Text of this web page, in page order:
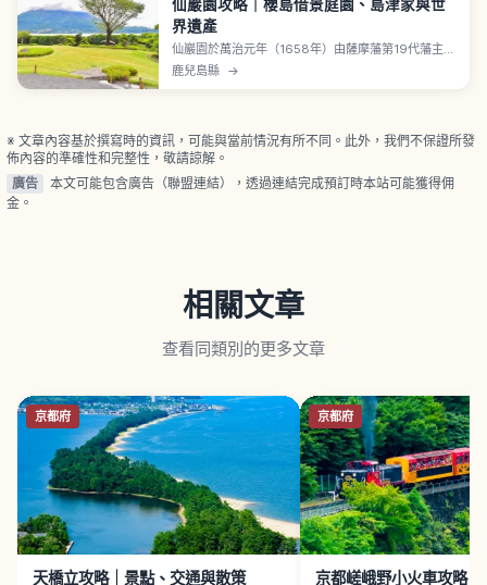
仙巖園攻略｜櫻島借景庭園、島津家與世
界遺產
仙巖園於萬治元年（1658年）由薩摩藩第19代藩主島
津光久打造，超過360年歷史，以櫻島為築山、錦江
「Jambo 餅」與從鹿兒島中央站交通資訊。
鹿兒島縣 →
※ 文章內容基於撰寫時的資訊，可能與當前情況有所不同。此外，我們不保證所發
佈內容的準確性和完整性，敬請諒解。
廣告
本文可能包含廣告（聯盟連結），透過連結完成預訂時本站可能獲得佣
金。
相關文章
查看同類別的更多文章
京都府
天橋立攻略｜景點、交通與散策
京都府
京都嵯峨野小火車攻略